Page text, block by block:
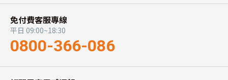
免付費客服專線
平日 09:00~18:30
0800-366-086